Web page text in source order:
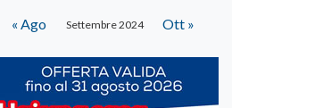
Settembre 2024
« Ago Ott »